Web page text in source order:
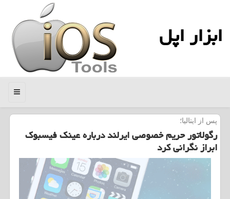
ابزار اپل
منو
پس از ایتالیا؛
رگولاتور حریم خصوصی ایرلند درباره عینک فیسبوک
ابراز نگرانی کرد